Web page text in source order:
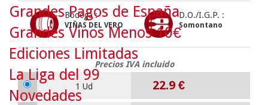
Bodega :
VIÑAS DEL VERO
D.O./I.G.P. :
Somontano
Precios IVA incluido
1 Ud 22.9 €
Grandes Pagos de España
Grandes Vinos Menos 10€
Ediciones Limitadas
La Liga del 99
Novedades